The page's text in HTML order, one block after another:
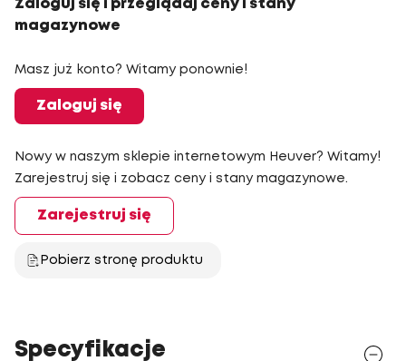
Zaloguj się i przeglądaj ceny i stany
magazynowe
Masz już konto? Witamy ponownie!
Zaloguj się
Nowy w naszym sklepie internetowym Heuver? Witamy!
Zarejestruj się i zobacz ceny i stany magazynowe.
Zarejestruj się
Pobierz stronę produktu
Specyfikacje